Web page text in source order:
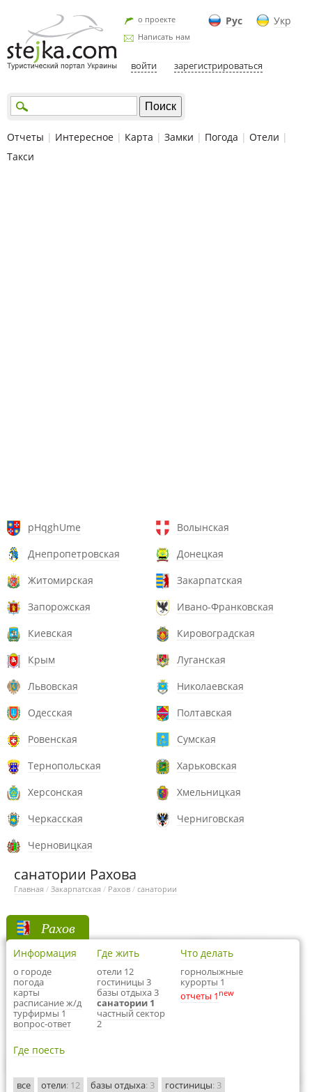
Рус Укр
о проекте
Написать нам
войти зарегистрироваться
Отчеты | Интересное | Карта | Замки | Погода | Отели |
Такси
pHqghUme
Волынская
Днепропетровская
Донецкая
Житомирская
Закарпатская
Запорожская
Ивано-Франковская
Киевская
Кировоградская
Крым
Луганская
Львовская
Николаевская
Одесская
Полтавская
Ровенская
Сумская
Тернопольская
Харьковская
Херсонская
Хмельницкая
Черкасская
Черниговская
Черновицкая
санатории Рахова
Главная / Закарпатская / Рахов / санатории
Рахов
Информация
о городе
погода
карты
расписание ж/д
турфирмы 1
вопрос-ответ
Где жить
отели 12
гостиницы 3
базы отдыха 3
санатории 1
частный сектор
2
Что делать
горнолыжные
курорты 1
отчеты 1 new
Где поесть
все отели: 12 базы отдыха: 3 гостиницы: 3